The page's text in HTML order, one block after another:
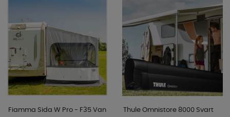
Fiamma Sida W Pro - F35 Van
Thule Omnistore 8000 Svart